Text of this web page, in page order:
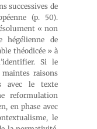
successives de
(p. 50).
« non
hégélienne de
théodicée » à
Si le
raisons
avec le texte
reformulation
en phase avec
le